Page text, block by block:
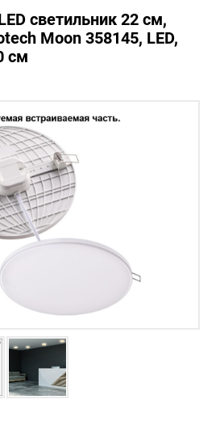
светильник 22 см,
Moon 358145, LED,
см